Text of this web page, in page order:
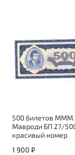
500 билетов МММ.
Мавроди БП 27/500 122222
красивый номер
1 900 ₽